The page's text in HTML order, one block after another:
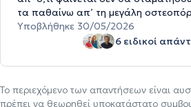
τα παθαίνω απ’ τη μεγάλη
Υποβλήθηκε 30/05/2026
6 ειδικοί
Το περιεχόμενο των απαντήσεων είναι
πρέπει να θεωρηθεί υποκατάστατο